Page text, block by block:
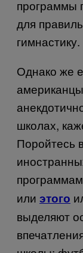
программы
для
гимнастику.
Однако же
школах,
Поройтесь
или этого
выделяют